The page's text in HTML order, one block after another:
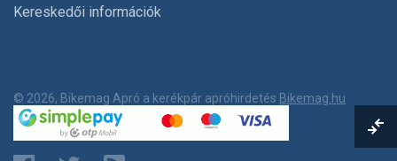
Kereskedői információk
© 2026, Bikemag Apró a kerékpár apróhirdetés Bikemag.hu